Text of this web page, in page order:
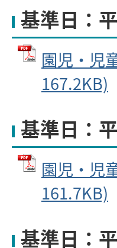
基準日：
園児・児
167.2KB)
基準日：
園児・児
161.7KB)
基準日：